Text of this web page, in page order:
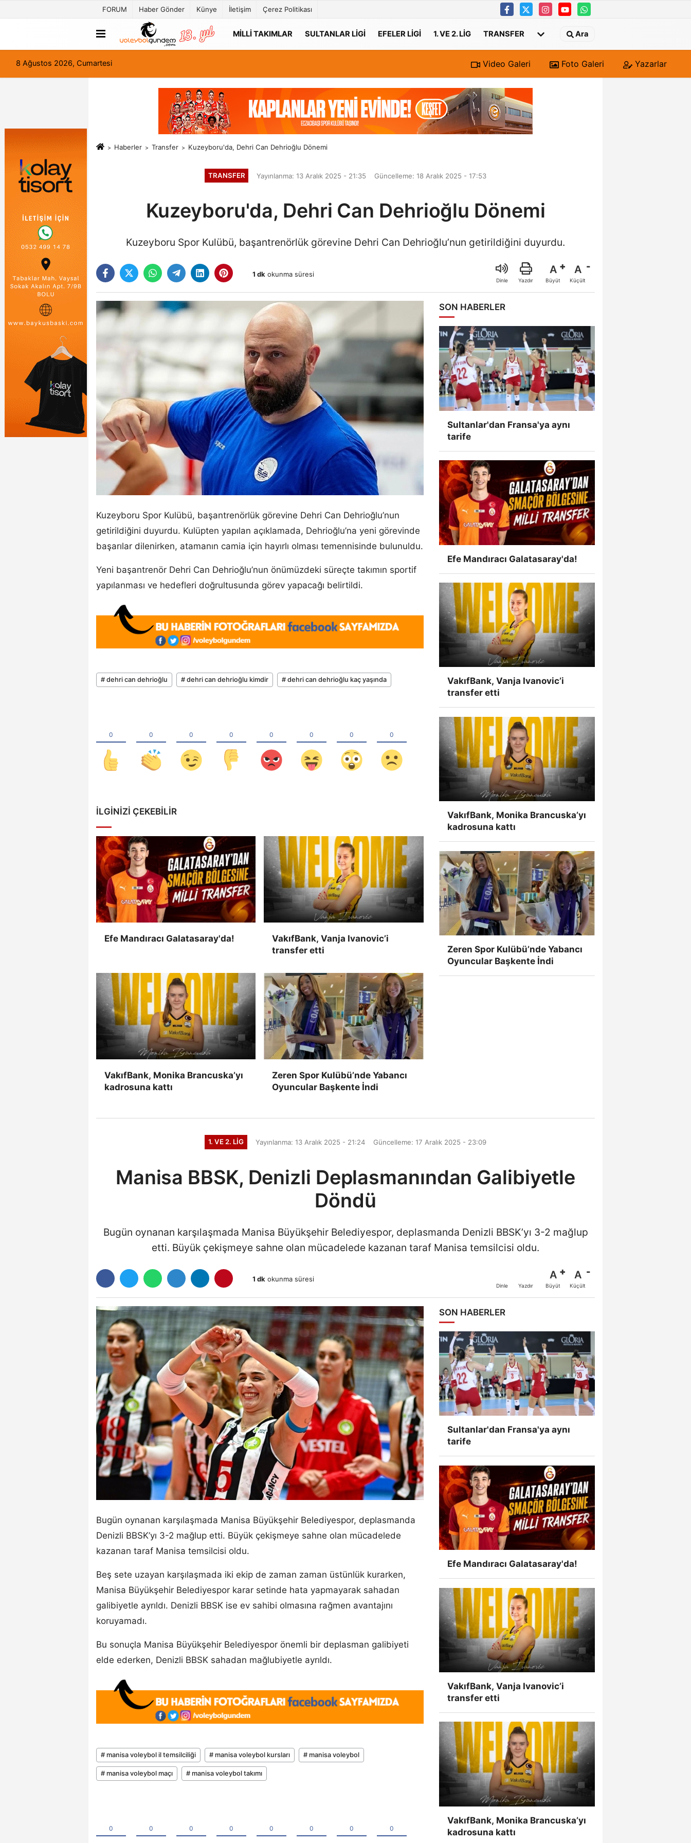
FORUM Haber Gönder Künye İletişim Çerez Politikası
MILLI TAKIMLAR SULTANLAR LIGI EFELER LIGI 1. VE 2. LIG TRANSFER Ara
8 Ağustos 2026, Cumartesi Video Galeri Foto Galeri Yazarlar
Haberler Transfer Kuzeyboru'da, Dehri Can Dehrioğlu Dönemi
TRANSFER Yayınlanma: 13 Aralık 2025 - 21:35 Güncelleme: 18 Aralık 2025 - 17:53
Kuzeyboru'da, Dehri Can Dehrioğlu Dönemi
Kuzeyboru Spor Kulübü, başantrenörlük görevine Dehri Can Dehrioğlu’nun getirildiğini duyurdu.
1 dk okunma süresi
Dinle Yazdır
A
Büyüt
A
Küçült
Kuzeyboru Spor Kulübü, başantrenörlük görevine Dehri Can Dehrioğlu’nun
getirildiğini duyurdu. Kulüpten yapılan açıklamada, Dehrioğlu’na yeni görevinde
başarılar dilenirken, atamanın camia için hayırlı olması temennisinde bulunuldu.
Yeni başantrenör Dehri Can Dehrioğlu’nun önümüzdeki süreçte takımın sportif
yapılanması ve hedefleri doğrultusunda görev yapacağı belirtildi.
# dehri can dehrioğlu # dehri can dehrioğlu kimdir # dehri can dehrioğlu kaç yaşında
İLGINIZI ÇEKEBILIR
Efe Mandıracı Galatasaray'da!
VakıfBank, Vanja Ivanovic’i
transfer etti
VakıfBank, Monika Brancuska’yı
kadrosuna kattı
Zeren Spor Kulübü’nde Yabancı
Oyuncular Başkente İndi
SON HABERLER
Sultanlar'dan Fransa'ya aynı
tarife
Efe Mandıracı Galatasaray'da!
VakıfBank, Vanja Ivanovic’i
transfer etti
VakıfBank, Monika Brancuska’yı
kadrosuna kattı
Zeren Spor Kulübü’nde Yabancı
Oyuncular Başkente İndi
1. VE 2. LIG Yayınlanma: 13 Aralık 2025 - 21:24 Güncelleme: 17 Aralık 2025 - 23:09
Manisa BBSK, Denizli Deplasmanından Galibiyetle
Döndü
Bugün oynanan karşılaşmada Manisa Büyükşehir Belediyespor, deplasmanda Denizli BBSK’yı 3-2 mağlup
etti. Büyük çekişmeye sahne olan mücadelede kazanan taraf Manisa temsilcisi oldu.
1 dk okunma süresi
Dinle Yazdır
A
Büyüt
A
Küçült
Bugün oynanan karşılaşmada Manisa Büyükşehir Belediyespor, deplasmanda
Denizli BBSK’yı 3-2 mağlup etti. Büyük çekişmeye sahne olan mücadelede
kazanan taraf Manisa temsilcisi oldu.
Beş sete uzayan karşılaşmada iki ekip de zaman zaman üstünlük kurarken,
Manisa Büyükşehir Belediyespor karar setinde hata yapmayarak sahadan
galibiyetle ayrıldı. Denizli BBSK ise ev sahibi olmasına rağmen avantajını
koruyamadı.
Bu sonuçla Manisa Büyükşehir Belediyespor önemli bir deplasman galibiyeti
elde ederken, Denizli BBSK sahadan mağlubiyetle ayrıldı.
# manisa voleybol il temsilciliği # manisa voleybol kursları # manisa voleybol
# manisa voleybol maçı # manisa voleybol takımı
SON HABERLER
Sultanlar'dan Fransa'ya aynı
tarife
Efe Mandıracı Galatasaray'da!
VakıfBank, Vanja Ivanovic’i
transfer etti
VakıfBank, Monika Brancuska’yı
kadrosuna kattı